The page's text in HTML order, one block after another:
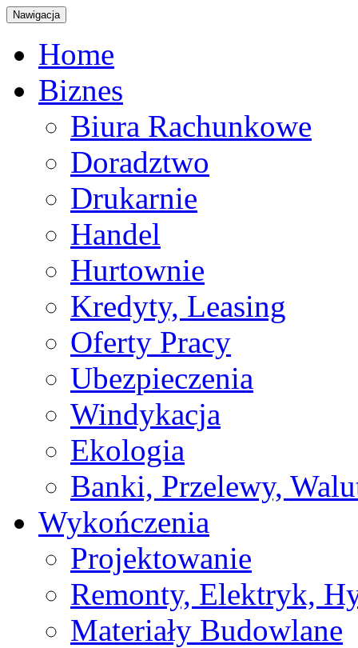
Nawigacja
Home
Biznes
Biura Rachunkowe
Doradztwo
Drukarnie
Handel
Hurtownie
Kredyty, Leasing
Oferty Pracy
Ubezpieczenia
Windykacja
Ekologia
Banki, Przelewy,
Wykończenia
Projektowanie
Remonty, Elektryk,
Materiały Budowlane